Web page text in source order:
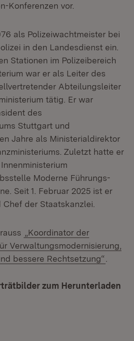
Konferenzen vor.
als Polizeiwachtmeister bei
in den Landesdienst ein.
Stationen im Polizeibereich
war er als Leiter des
Abteilungsleiter
tätig. Er war
des
Stuttgart und
Jahre als Ministerialdirektor
Zuletzt hatte er
Moderne Führungs-
Seit 1. Februar 2025 ist er
der Staatskanzlei.
„Koordinator der
Verwaltungsmodernisierung,
bessere Rechtsetzung“
zum Herunterladen